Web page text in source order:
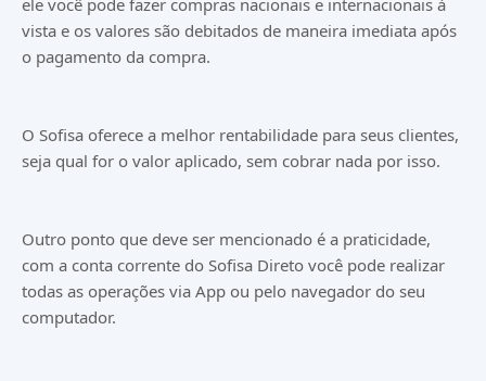
ele você pode fazer compras nacionais e internacionais à
vista e os valores são debitados de maneira imediata após
o pagamento da compra.
O Sofisa oferece a melhor rentabilidade para seus clientes,
seja qual for o valor aplicado, sem cobrar nada por isso.
Outro ponto que deve ser mencionado é a praticidade,
com a conta corrente do Sofisa Direto você pode realizar
todas as operações via App ou pelo navegador do seu
computador.